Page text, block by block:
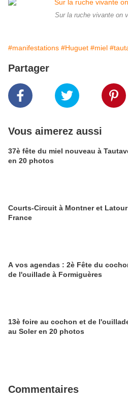
Sur la ruche vivante on
#manifestations #Huguet #miel
Partager
Vous aimerez aussi
37è fête du miel nouveau à
en 20 photos
Courts-Circuit à Montner et
France
A vos agendas : 2è Fête du
de l'ouillade à Formiguères
13è foire au cochon et de
au Soler en 20 photos
Commentaires